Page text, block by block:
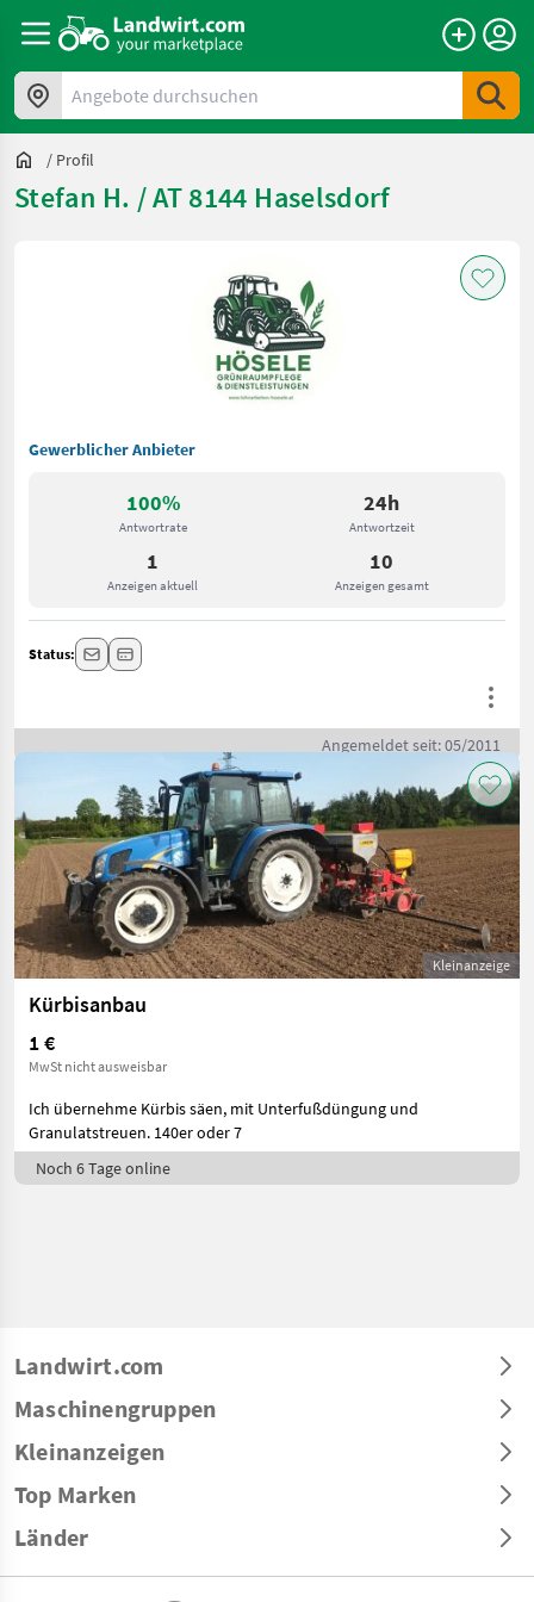
Angebote durchsuchen
/ Profil
Stefan H. / AT 8144 Haselsdorf
Gewerblicher Anbieter
100%
Antwortrate
24h
Antwortzeit
1
Anzeigen aktuell
10
Anzeigen gesamt
Status:
Angemeldet seit: 05/2011
Kleinanzeige
Kürbisanbau
1 €
MwSt nicht ausweisbar
Ich übernehme Kürbis säen, mit Unterfußdüngung und
Granulatstreuen. 140er oder 7
Noch 6 Tage online
Landwirt.com
Maschinengruppen
Kleinanzeigen
Top Marken
Länder